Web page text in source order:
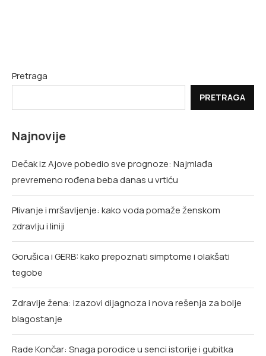
Pretraga
PRETRAGA
Najnovije
Dečak iz Ajove pobedio sve prognoze: Najmlađa
prevremeno rođena beba danas u vrtiću
Plivanje i mršavljenje: kako voda pomaže ženskom
zdravlju i liniji
Gorušica i GERB: kako prepoznati simptome i olakšati
tegobe
Zdravlje žena: izazovi dijagnoza i nova rešenja za bolje
blagostanje
Rade Končar: Snaga porodice u senci istorije i gubitka